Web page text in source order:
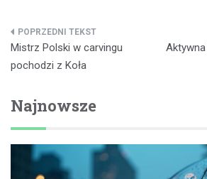
Nawigacja
wpisu
Mistrz Polski w carvingu
pochodzi z Koła
Najnowsze